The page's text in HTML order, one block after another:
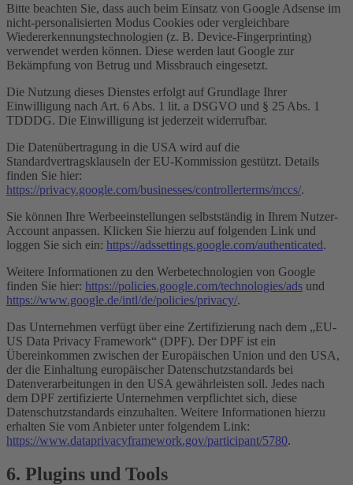
Bitte beachten Sie, dass auch beim Einsatz von Google Adsense im
nicht-personalisierten Modus Cookies oder vergleichbare
Wiedererkennungstechnologien (z. B. Device-Fingerprinting)
verwendet werden können. Diese werden laut Google zur
Bekämpfung von Betrug und Missbrauch eingesetzt.
Die Nutzung dieses Dienstes erfolgt auf Grundlage Ihrer
Einwilligung nach Art. 6 Abs. 1 lit. a DSGVO und § 25 Abs. 1
TDDDG. Die Einwilligung ist jederzeit widerrufbar.
Die Datenübertragung in die USA wird auf die
Standardvertragsklauseln der EU-Kommission gestützt. Details
finden Sie hier:
https://privacy.google.com/businesses/controllerterms/mccs/.
Sie können Ihre Werbeeinstellungen selbstständig in Ihrem Nutzer-
Account anpassen. Klicken Sie hierzu auf folgenden Link und
loggen Sie sich ein: https://adssettings.google.com/authenticated.
Weitere Informationen zu den Werbetechnologien von Google
finden Sie hier: https://policies.google.com/technologies/ads und
https://www.google.de/intl/de/policies/privacy/.
Das Unternehmen verfügt über eine Zertifizierung nach dem „EU-
US Data Privacy Framework“ (DPF). Der DPF ist ein
Übereinkommen zwischen der Europäischen Union und den USA,
der die Einhaltung europäischer Datenschutzstandards bei
Datenverarbeitungen in den USA gewährleisten soll. Jedes nach
dem DPF zertifizierte Unternehmen verpflichtet sich, diese
Datenschutzstandards einzuhalten. Weitere Informationen hierzu
erhalten Sie vom Anbieter unter folgendem Link:
https://www.dataprivacyframework.gov/participant/5780.
6. Plugins und Tools